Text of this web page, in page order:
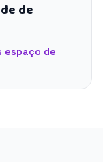
de
espaço de